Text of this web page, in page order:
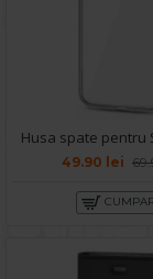
49.90 lei